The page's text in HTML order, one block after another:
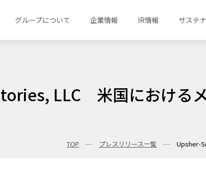
グループについて 企業情報 IR情報 サステ
TOP プレスリリース一覧 Upsher-
LLC 米国における